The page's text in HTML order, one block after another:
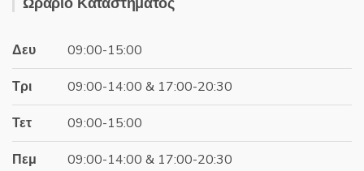
Δευ 09:00-15:00
Τρι 09:00-14:00 & 17:00-20:30
Τετ 09:00-15:00
Πεμ 09:00-14:00 & 17:00-20:30